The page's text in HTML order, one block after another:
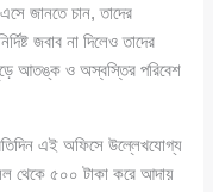
জানতে চান, তাদের
জবাব না দিলেও তাদের
আতঙ্ক ও অস্বস্তির পরিবেশ
এই অফিসে উল্লেখযোগ্য
থেকে ৫০০ টাকা করে আদায়